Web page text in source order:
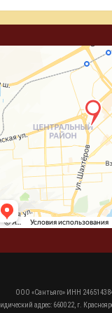
ООО «Сантьяго» ИНН
адрес: 660022, г.